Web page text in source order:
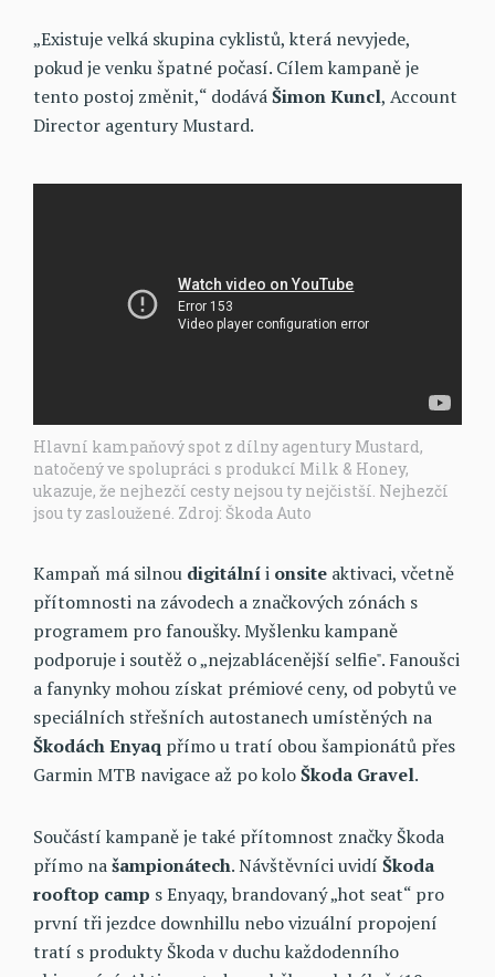
„Existuje velká skupina cyklistů, která nevyjede,
pokud je venku špatné počasí. Cílem kampaně je
tento postoj změnit,“ dodáváŠimon Kuncl, Account
Director agentury Mustard.
Hlavní kampaňový spot z dílny agentury Mustard,
natočený ve spolupráci s produkcí Milk & Honey,
ukazuje, že nejhezčí cesty nejsou ty nejčistší. Nejhezčí
jsou ty zasloužené. Zdroj: Škoda Auto
Kampaň má silnou digitálníi onsite aktivaci, včetně
přítomnosti na závodech a značkových zónách s
programem pro fanoušky. Myšlenku kampaně
podporuje i soutěž o „nejzablácenější selfie". Fanoušci
a fanynky mohou získat prémiové ceny, od pobytů ve
speciálních střešních autostanech umístěných na
Škodách Enyaq přímo u tratí obou šampionátů přes
Garmin MTB navigace až po koloŠkoda Gravel.
Součástí kampaně je také přítomnost značky Škoda
přímo našampionátech. Návštěvníci uvidí Škoda
rooftop camp s Enyaqy, brandovaný „hot seat“ pro
první tři jezdce downhillu nebo vizuální propojení
tratí s produkty Škoda v duchu každodenního